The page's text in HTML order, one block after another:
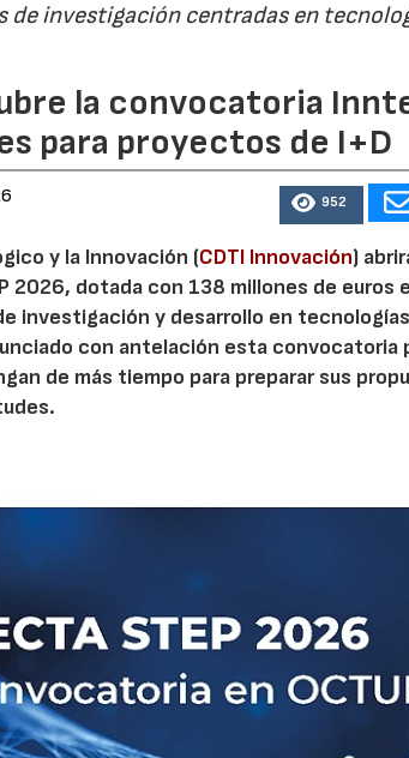
de investigación centradas en
la convocatoria
para proyectos de I+D
952
y la Innovación (CDTI Innovación)
2026, dotada con 138 millones de euros
investigación y desarrollo en
con antelación esta convocatoria
de más tiempo para preparar sus